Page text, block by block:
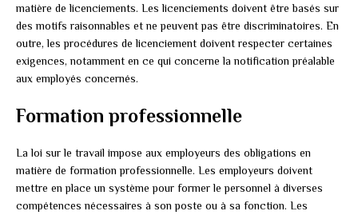
matière de licenciements. Les licenciements doivent être basés sur
des motifs raisonnables et ne peuvent pas être discriminatoires. En
outre, les procédures de licenciement doivent respecter certaines
exigences, notamment en ce qui concerne la notification préalable
aux employés concernés.
Formation professionnelle
La loi sur le travail impose aux employeurs des obligations en
matière de formation professionnelle. Les employeurs doivent
mettre en place un système pour former le personnel à diverses
compétences nécessaires à son poste ou à sa fonction. Les